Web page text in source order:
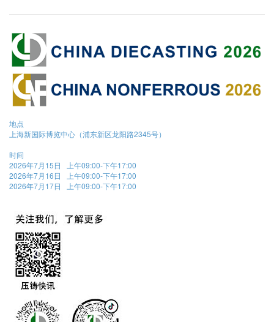
地点
上海新国际博览中心（浦东新区龙阳路2345号）
时间
2026年7月15日 上午09:00-下午17:00
2026年7月16日 上午09:00-下午17:00
2026年7月17日 上午09:00-下午17:00